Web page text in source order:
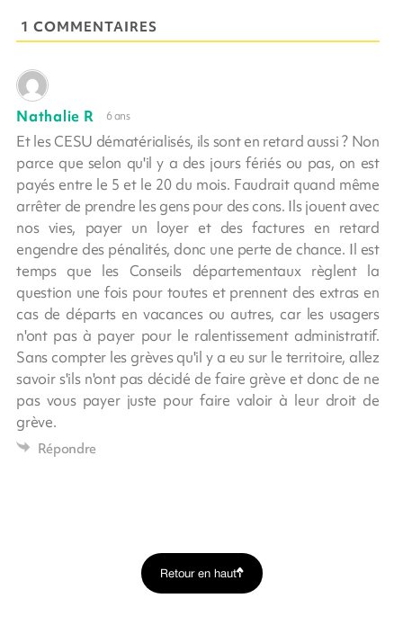
1 COMMENTAIRES
Nathalie R 6 ans
Et les CESU dématérialisés, ils sont en retard aussi ? Non
parce que selon qu'il y a des jours fériés ou pas, on est
payés entre le 5 et le 20 du mois. Faudrait quand même
arrêter de prendre les gens pour des cons. Ils jouent avec
nos vies, payer un loyer et des factures en retard
engendre des pénalités, donc une perte de chance. Il est
temps que les Conseils départementaux règlent la
question une fois pour toutes et prennent des extras en
cas de départs en vacances ou autres, car les usagers
n'ont pas à payer pour le ralentissement administratif.
Sans compter les grèves qu'il y a eu sur le territoire, allez
savoir s'ils n'ont pas décidé de faire grève et donc de ne
pas vous payer juste pour faire valoir à leur droit de
grève.
Répondre
Retour en haut